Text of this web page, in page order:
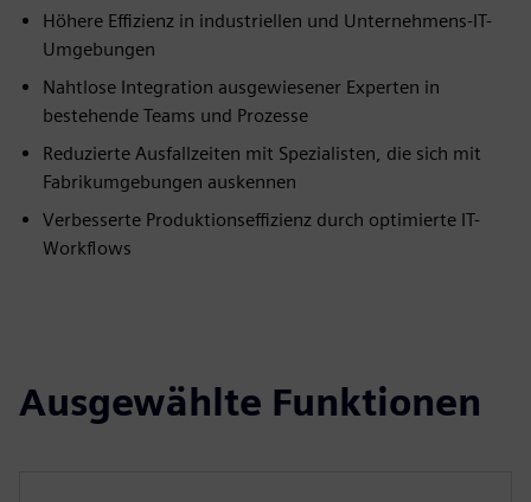
Höhere Effizienz in industriellen und Unternehmens-IT-
Umgebungen
Nahtlose Integration ausgewiesener Experten in
bestehende Teams und Prozesse
Reduzierte Ausfallzeiten mit Spezialisten, die sich mit
Fabrikumgebungen auskennen
Verbesserte Produktionseffizienz durch optimierte IT-
Workflows
Ausgewählte Funktionen